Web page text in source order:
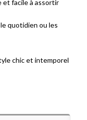
et facile à assortir
quotidien ou les
chic et intemporel